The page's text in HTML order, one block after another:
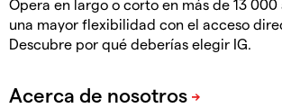
Opera en largo o corto en más de 13
una mayor flexibilidad con el acceso
Descubre por qué deberías elegir IG.